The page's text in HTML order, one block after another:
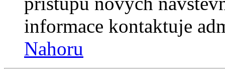
informace kontaktuje
Nahoru